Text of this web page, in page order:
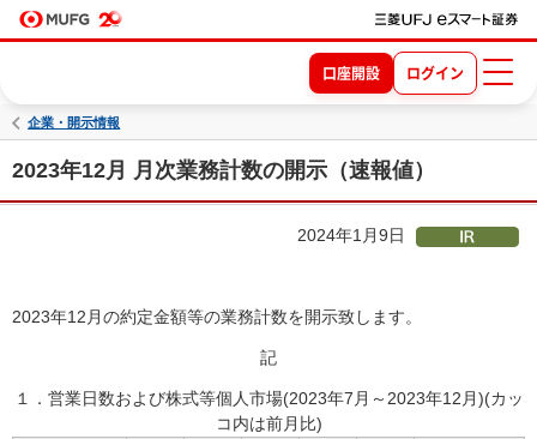
口座開設 ログイン
企業・開示情報
2023年12月 月次業務計数の開示（速報値）
2024年1月9日
2023年12月の約定金額等の業務計数を開示致します。
記
１．営業日数および株式等個人市場(2023年7月～2023年12月)(カッ
コ内は前月比)